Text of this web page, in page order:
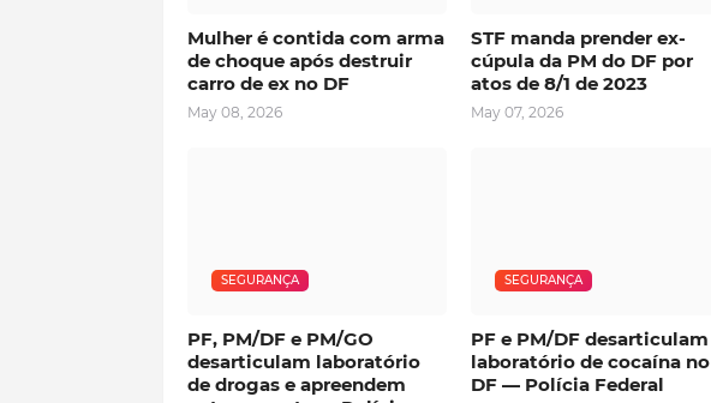
Mulher é contida com arma
de choque após destruir
carro de ex no DF
May 08, 2026
STF manda prender ex-
cúpula da PM do DF por
atos de 8/1 de 2023
May 07, 2026
SEGURANÇA
PF, PM/DF e PM/GO
desarticulam laboratório
de drogas e apreendem
SEGURANÇA
PF e PM/DF desarticulam
laboratório de cocaína no
DF — Polícia Federal